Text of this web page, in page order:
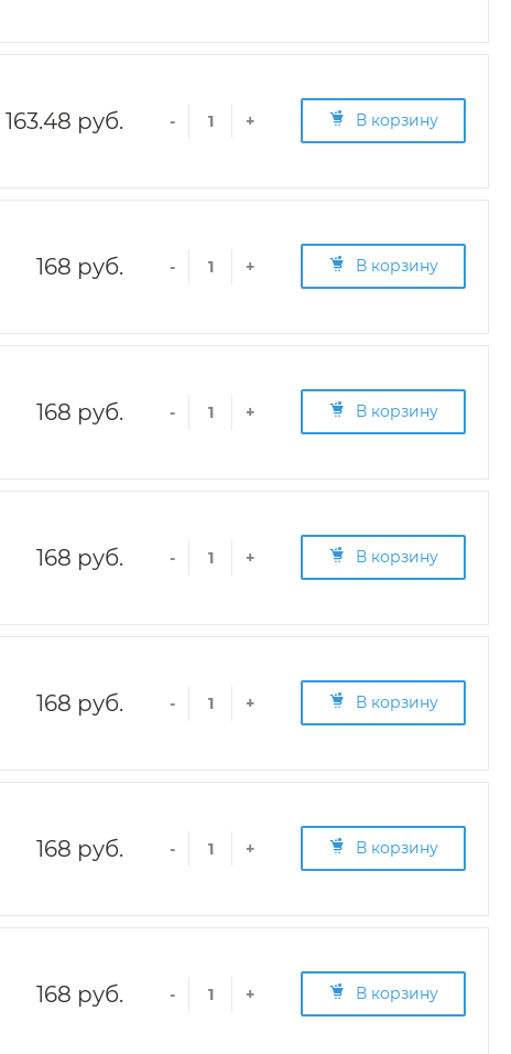
163.48 руб. - + В корзину
168 руб. - + В корзину
168 руб. - + В корзину
168 руб. - + В корзину
168 руб. - + В корзину
168 руб. - + В корзину
168 руб. - + В корзину